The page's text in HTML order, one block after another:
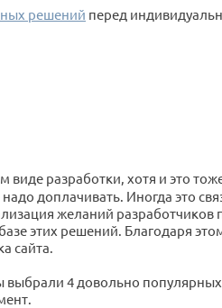
решений перед
виде разработки, хотя и это
доплачивать. Иногда это
желаний
этих решений. Благодаря
сайта.
4 довольно